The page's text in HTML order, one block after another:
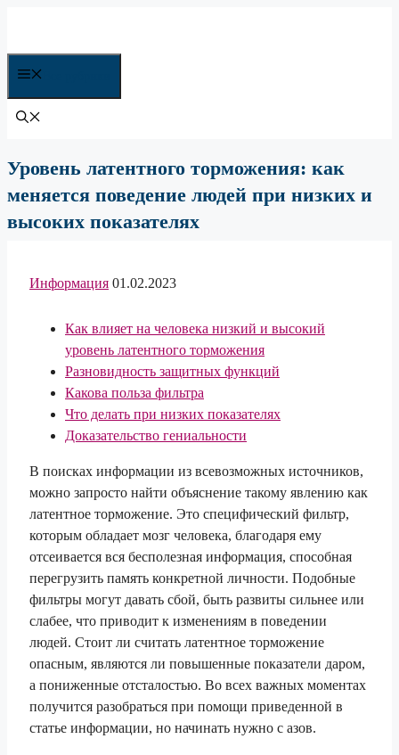
содержимому
Уровень латентного торможения: как
меняется поведение людей при низких и
высоких показателях
Информация 01.02.2023
Как влияет на человека низкий и высокий
уровень латентного торможения
Разновидность защитных функций
Какова польза фильтра
Что делать при низких показателях
Доказательство гениальности
В поисках информации из всевозможных источников,
можно запросто найти объяснение такому явлению как
латентное торможение. Это специфический фильтр,
которым обладает мозг человека, благодаря ему
отсеивается вся бесполезная информация, способная
перегрузить память конкретной личности. Подобные
фильтры могут давать сбой, быть развиты сильнее или
слабее, что приводит к изменениям в поведении
людей. Стоит ли считать латентное торможение
опасным, являются ли повышенные показатели даром,
а пониженные отсталостью. Во всех важных моментах
получится разобраться при помощи приведенной в
статье информации, но начинать нужно с азов.